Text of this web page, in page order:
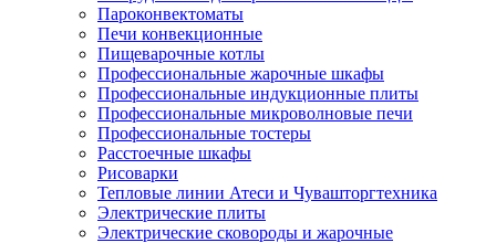
Пароконвектоматы
Печи конвекционные
Пищеварочные котлы
Профессиональные жарочные шкафы
Профессиональные индукционные плиты
Профессиональные микроволновые печи
Профессиональные тостеры
Расстоечные шкафы
Рисоварки
Тепловые линии Атеси и Чувашторгтехника
Электрические плиты
Электрические сковороды и жарочные